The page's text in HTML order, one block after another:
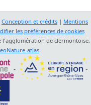
Conception et crédits | Mentions
les préférences de cookies
l'agglomération de clermontoise,
atlas